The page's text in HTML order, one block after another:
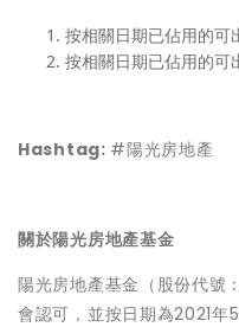
按相關日期已佔用的可
按相關日期已佔用的可
Hashtag: #陽光房地產
關於陽光房地產基金
陽光房地產基金（股份代號
會認可，並按日期為2021年